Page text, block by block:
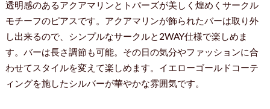
透明感のあるアクアマリンとトパーズが美しく煌めくサークル
モチーフのピアスです。アクアマリンが飾られたバーは取り外
し出来るので、シンプルなサークルと2WAY仕様で楽しめま
す。バーは長さ調節も可能。その日の気分やファッションに合
わせてスタイルを変えて楽しめます。イエローゴールドコーテ
ィングを施したシルバーが華やかな雰囲気です。